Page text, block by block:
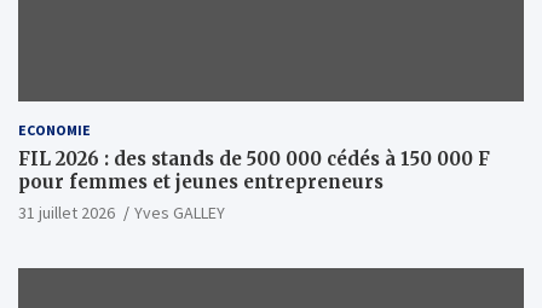
ECONOMIE
FIL 2026 : des stands de 500 000 cédés à 150 000 F
pour femmes et jeunes entrepreneurs
31 juillet 2026 Yves GALLEY